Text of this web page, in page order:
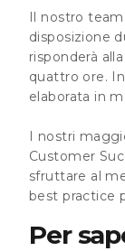
Il nostro
disposizione
risponderà
quattro ore.
elaborata in
I nostri
Customer
sfruttare al
best practice
Per